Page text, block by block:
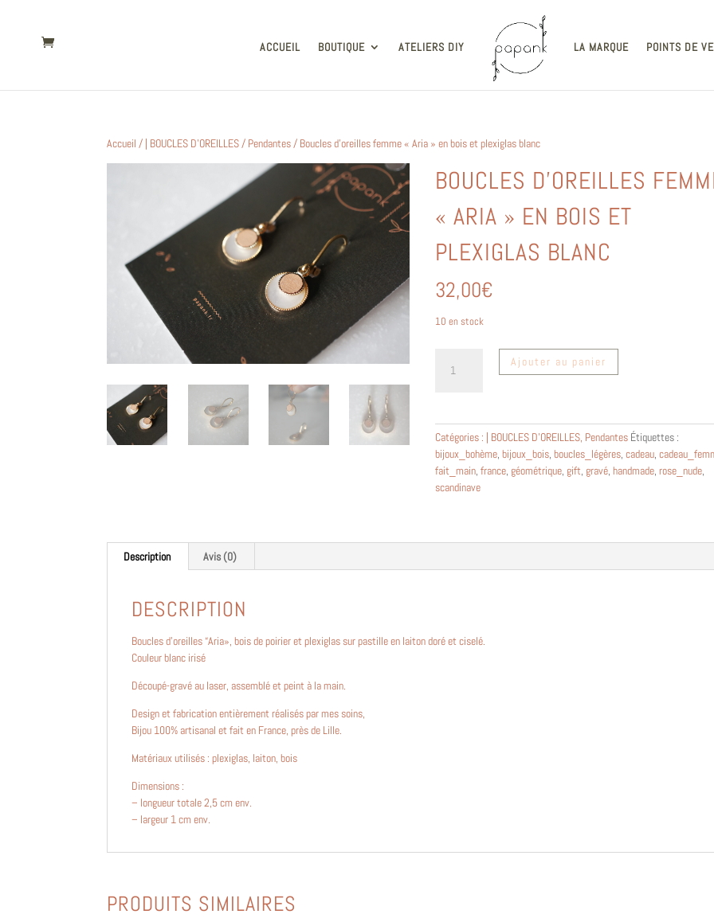
ACCUEIL BOUTIQUE ATELIERS DIY LA MARQUE POINTS DE
Accueil / | BOUCLES D'OREILLES/ Pendantes/ Boucles d’oreilles femme « Aria » en bois et plexiglas blanc
BOUCLES D’OREILLES
« ARIA » EN BOIS ET
PLEXIGLAS BLANC
32,00€
10 en stock
femme
"Aria"
en
bois
et
Ajouter au panier
Catégories : | BOUCLES D'OREILLES, Pendantes Étiquettes :
bijoux_bohème,bijoux_bois,boucles_légères,cadeau,
fait_main,france, géométrique, gift, gravé,handmade,rose_nude,
scandinave
Description Avis (0)
DESCRIPTION
Boucles d’oreilles “Aria», bois de poirier et plexiglas sur pastille en laiton doré et ciselé.
Couleur blanc irisé
Découpé-gravé au laser, assemblé et peint à la main.
Design et fabrication entièrement réalisés par mes soins,
Bijou 100% artisanal et fait en France, près de Lille.
Matériaux utilisés : plexiglas, laiton, bois
Dimensions :
– longueur totale 2,5 cm env.
– largeur 1 cm env.
PRODUITS SIMILAIRES